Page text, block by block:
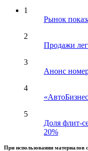
1
Рынок
2
Продажи
3
Анонс
4
5
Доля флит-
20%
При использовании материалов